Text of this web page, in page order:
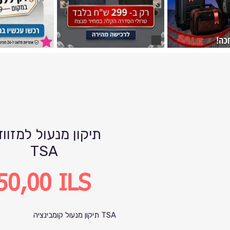
תיקון מנעול
TSA
ILSPrecio
תיקון מנעול קומבינציה TSA